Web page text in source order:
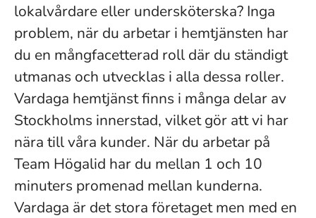
lokalvårdare eller undersköterska? Inga
problem, när du arbetar i hemtjänsten har
du en mångfacetterad roll där du ständigt
utmanas och utvecklas i alla dessa roller.
Vardaga hemtjänst finns i många delar av
Stockholms innerstad, vilket gör att vi har
nära till våra kunder. När du arbetar på
Team Högalid har du mellan 1 och 10
minuters promenad mellan kunderna.
Vardaga är det stora företaget men med en